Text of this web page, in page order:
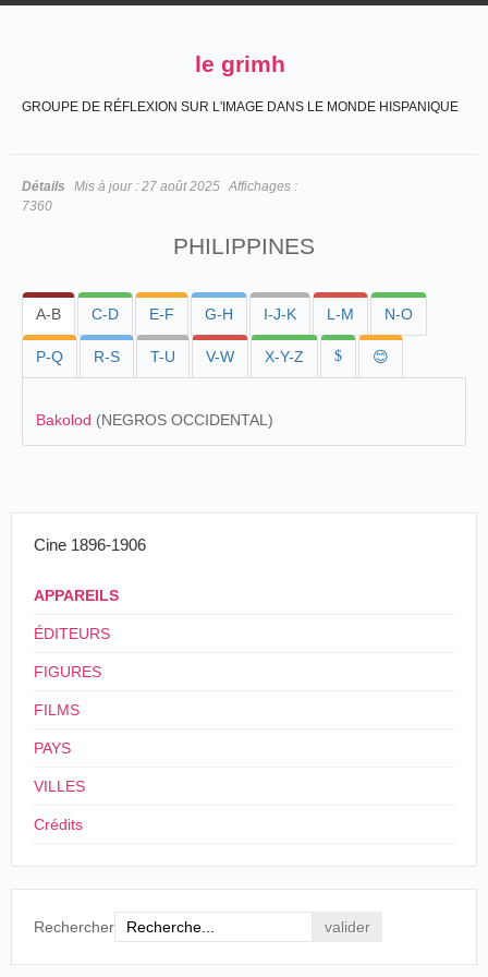
le grimh
GROUPE DE RÉFLEXION SUR L'IMAGE DANS LE MONDE HISPANIQUE
Détails Mis à jour : 27 août 2025 Affichages :
7360
PHILIPPINES
A-B C-D E-F G-H I-J-K L-M N-O
P-Q R-S T-U V-W X-Y-Z $ 😊
Bakolod (NEGROS OCCIDENTAL)
Cine 1896-1906
APPAREILS
ÉDITEURS
FIGURES
FILMS
PAYS
VILLES
Crédits
Rechercher